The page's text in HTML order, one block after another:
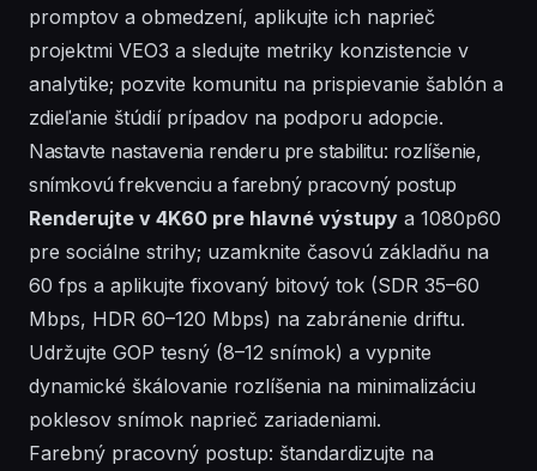
promptov a obmedzení, aplikujte ich naprieč
projektmi VEO3 a sledujte metriky konzistencie v
analytike; pozvite komunitu na prispievanie šablón a
zdieľanie štúdií prípadov na podporu adopcie.
Nastavte nastavenia renderu pre stabilitu: rozlíšenie,
snímkovú frekvenciu a farebný pracovný postup
Renderujte v 4K60 pre hlavné výstupy a 1080p60
pre sociálne strihy; uzamknite časovú základňu na
60 fps a aplikujte fixovaný bitový tok (SDR 35–60
Mbps, HDR 60–120 Mbps) na zabránenie driftu.
Udržujte GOP tesný (8–12 snímok) a vypnite
dynamické škálovanie rozlíšenia na minimalizáciu
poklesov snímok naprieč zariadeniami.
Farebný pracovný postup: štandardizujte na